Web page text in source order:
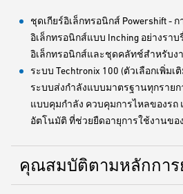
ชุดเกียร์อิเล็กทรอนิกส์ Powershift -
อิเล็กทรอนิกส์แบบ Inching อย่างรา
อิเล็กทรอนิกส์และชุดคลัทช์สำหรับง
ระบบ Techtronix 100 (ตัวเลือกเพิ่ม
ระบบส่งกำลังแบบมาตรฐานทุกรายก
แบบคุมกำลัง ควบคุมการไหลของรถ
อัตโนมัติ ที่ช่วยยืดอายุการใช้งานขอ
คุณสมบัติตามหลักการ